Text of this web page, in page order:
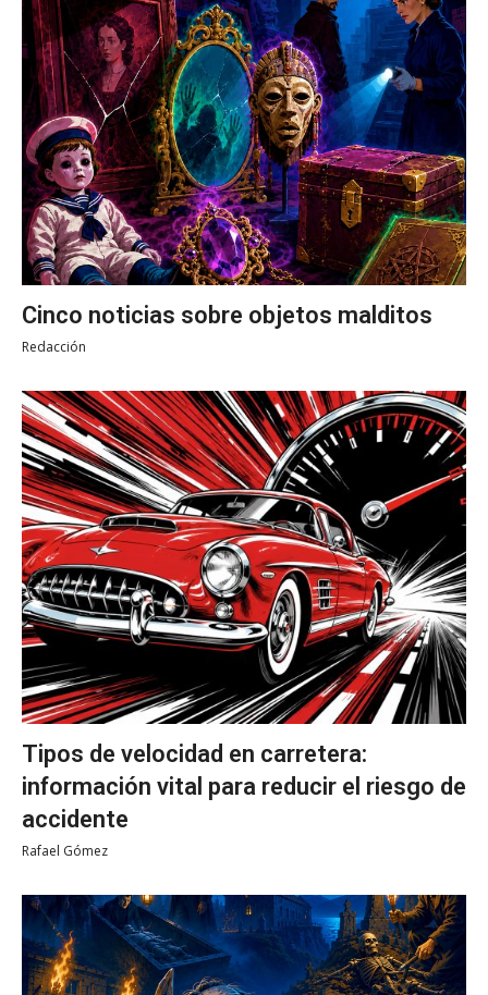
Cinco noticias sobre objetos malditos
Redacción
Tipos de velocidad en carretera:
información vital para reducir el riesgo de
accidente
Rafael Gómez